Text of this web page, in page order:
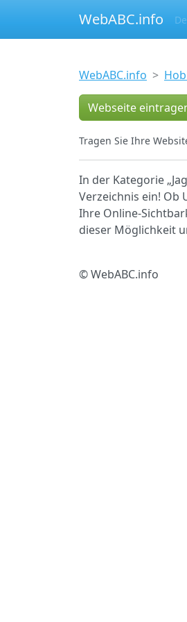
WebABC.info
WebABC.info
Webseite
Tragen Sie Ihre
In der Kategorie
Verzeichnis ein!
Ihre Online-
dieser Möglichkeit
© WebABC.info